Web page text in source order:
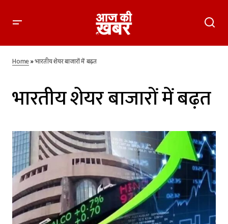
Home»भारतीय शेयर बाजारों में बढ़त
भारतीय शेयर बाजारों में बढ़त